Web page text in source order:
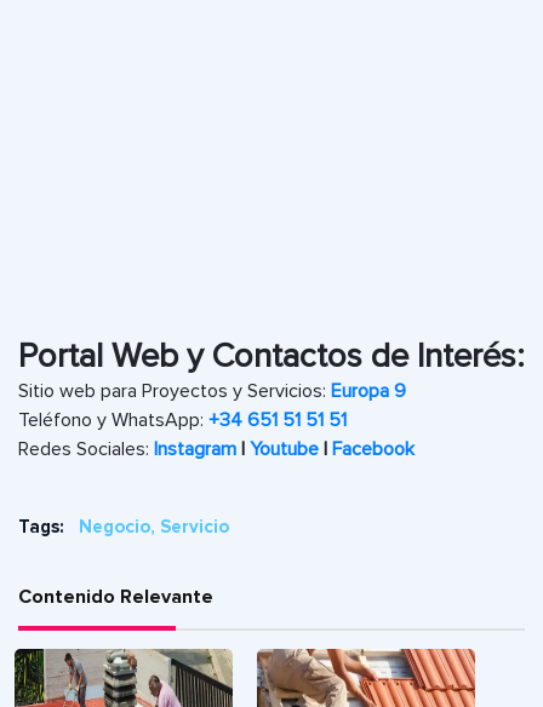
Portal Web y Contactos de Interés:
Sitio web para Proyectos y Servicios: Europa 9
Teléfono y WhatsApp: +34 651 51 51 51
Redes Sociales: Instagram | Youtube | Facebook
Tags: Negocio, Servicio
Contenido Relevante